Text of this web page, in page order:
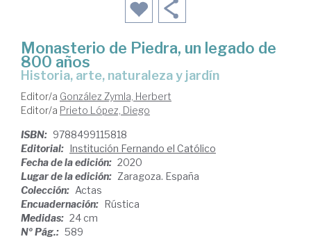
Monasterio de Piedra, un legado de
800 años
historia, arte, naturaleza y jardín
Editor/a González Zymla, Herbert
Editor/a Prieto López, Diego
ISBN: 9788499115818
Editorial: Institución Fernando el Católico
Fecha de la edición: 2020
Lugar de la edición: Zaragoza. España
Colección: Actas
Encuadernación: Rústica
Medidas: 24 cm
Nº Pág.: 589